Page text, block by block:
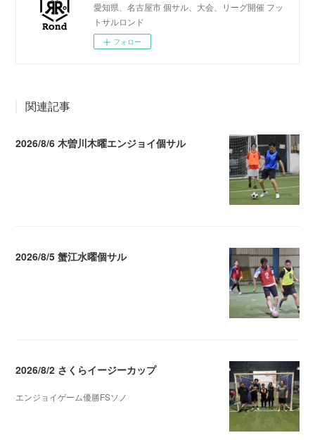
愛知県、名古屋市 個サル、大会、リーグ開催 フッ
トサルロンド
フォロー
関連記事
2026/8/6 木曽川木曜エンジョイ個サル
2026/8/5 蟹江水曜個サル
2026/8/2 さくらイージーカップ
エンジョイゲーム優勝FSソノ